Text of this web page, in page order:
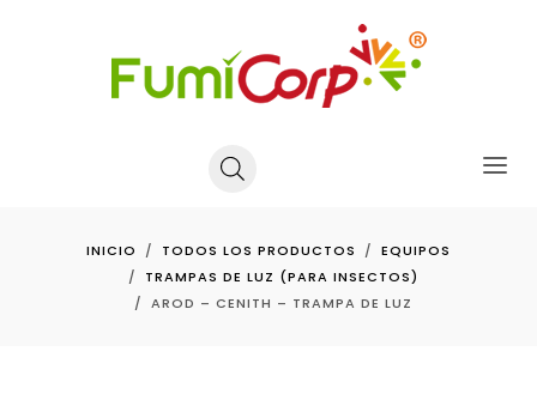
INICIO TODOS LOS PRODUCTOS
EQUIPOS
TRAMPAS DE LUZ (PARA INSECTOS)
AROD – CENITH – TRAMPA DE LUZ